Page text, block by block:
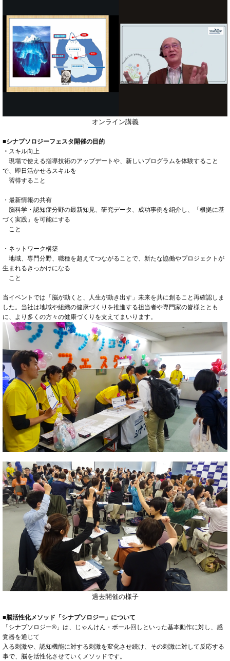
オンライン講義
■シナプソロジーフェスタ開催の目的
・ スキル向上
現場で使える指導技術のアップデートや、新しいプログラムを体験すること
で、即日活かせるスキルを
習得すること
・最新情報の共有
脳科学・認知症分野の最新知見、研究データ、成功事例を紹介し、「根拠に基
づく実践」を可能にする
こと
・ネットワーク構築
地域、専門分野、職種を超えてつながることで、新たな協働やプロジェクトが
生まれるきっかけになる
こと
当イベントでは「脳が動くと、人生が動き出す」未来を共に創ること再確認しま
した。当社は地域や組織の健康づくりを推進する担当者や専門家の皆様ととも
に、より多くの方々の健康づくりを支えてまいります。
過去開催の様子
■脳活性化メソッド「シナプソロジー」について
「シナプソロジー®」は、じゃんけん・ボール回しといった基本動作に対し、感
覚器を通じて
入る刺激や、認知機能に対する刺激を変化させ続け、その刺激に対して反応する
事で、脳を活性化させていくメソッドです。